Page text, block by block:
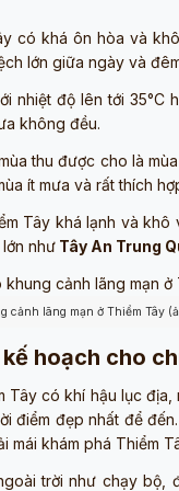
có khá ôn hòa và
lớn giữa ngày và
nhiệt độ lên tới 35°C
không đều.
thu được cho là
ít mưa và rất thích
Tây khá lạnh và
như Tây An Trung
cảnh lãng mạn ở Thiểm Tây
hoạch cho
Tây có khí hậu lục
điểm đẹp nhất để
mái khám phá Thiểm
trời như chạy bộ,